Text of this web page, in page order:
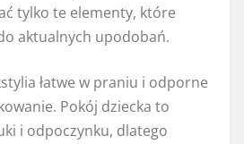
tylko te elementy, które
aktualnych upodobań.
łatwe w praniu i odporne
Pokój dziecka to
i odpoczynku, dlatego